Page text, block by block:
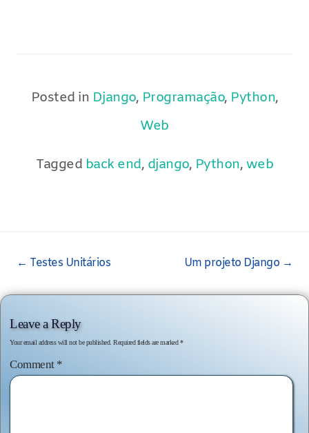
Posted in Django, Programação, Python,
Web
Tagged back end, django, Python,web
Post
← Testes Unitários Um projeto Django →
Leave a Reply
Your email address will not be published. Required fields are marked*
Comment *